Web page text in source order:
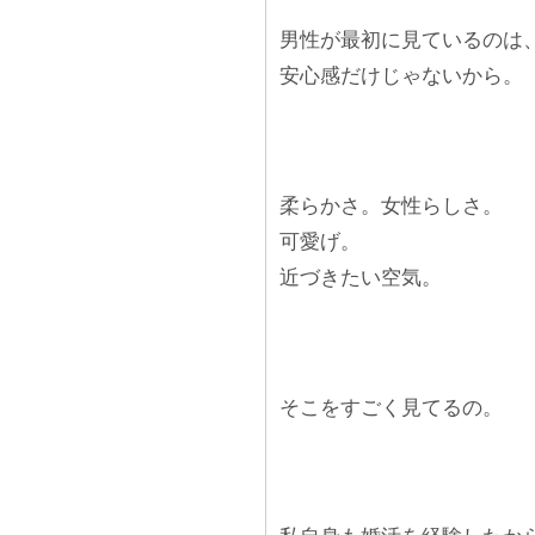
男性が最初に見ているのは
安心感だけじゃないから。
柔らかさ。女性らしさ。
可愛げ。
近づきたい空気。
そこをすごく見てるの。